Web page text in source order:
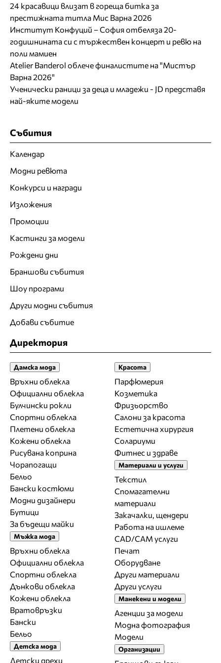
24 красавици влизат в гореща битка за
престижната титла Мис Варна 2026
Институт Конфуций – София отбеляза 20-
годишнината си с тържествен концерт и ревю на
поли мамиен
Atelier Banderol облече финалистите на "Мистър
Варна 2026"
Ученически раници за деца и младежи - JD представя
най-яките модели
Събития
Календар
Модни ревюта
Конкурси и награди
Изложения
Промоции
Кастинги за модели
Рождени дни
Браншови събития
Шоу програми
Други модни събития
Добави събитие
Директория
Дамска мода
Връхни облекла
Официални облекла
Булчински рокли
Спортни облекла
Плетени облекла
Кожени облекла
Рисувана коприна
Чорапогащи
Бельо
Бански костюми
Модни дизайнери
Бутици
За бъдещи майки
Мъжка мода
Връхни облекла
Официални облекла
Спортни облекла
Дънкови облекла
Кожени облекла
Вратовръзки
Бански
Бельо
Детска мода
Детски дрехи
Красота
Парфюмерия
Козметика
Фризьорство
Салони за красота
Естетична хирургия
Солариуми
Фитнес и здраве
Материали и услуги
Текстил
Спомагателни
материали
Закачалки, щендери
Работа на ишлеме
CAD/CAM услуги
Печат
Оборудване
Други материали
Други услуги
Манекени и модели
Агенции за модели
Модна фотография
Модели
Организации